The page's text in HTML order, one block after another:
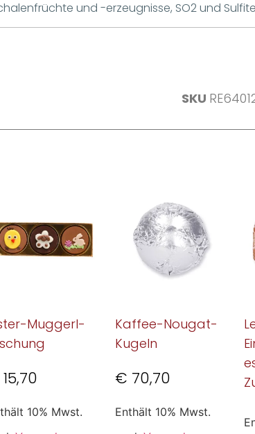
und -erzeugnisse, SO2 und
SKU
Muggerl-
15,70
10% Mwst.
Kaffee-Nougat-
Kugeln
€ 70,70
Enthält 10% Mwst.